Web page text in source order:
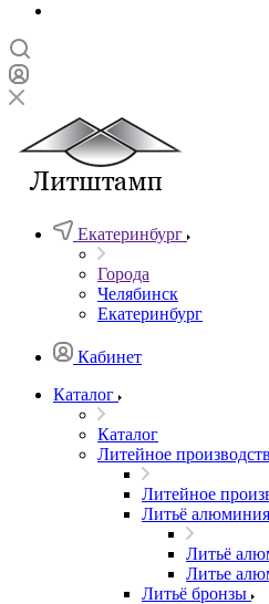
Екатеринбург
Города
Челябинск
Екатеринбург
Кабинет
Каталог
Каталог
Литейное
Литейное
Литьё алюминия
Литьё
Литье
Литьё бронзы